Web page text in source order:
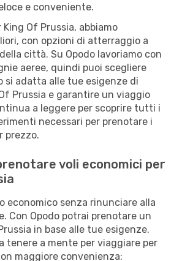
e conveniente.
Of Prussia, abbiamo
con opzioni di atterraggio a
città. Su Opodo lavoriamo con
aeree, quindi puoi scegliere
si adatta alle tue esigenze di
Prussia e garantire un viaggio
a leggere per scoprire tutti i
necessari per prenotare i
prezzo.
voli economici per
economico senza rinunciare alla
Con Opodo potrai prenotare un
in base alle tue esigenze.
tenere a mente per viaggiare per
maggiore convenienza: